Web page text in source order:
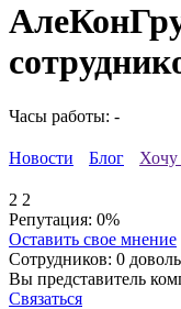
Часы работы: -
Новости Блог Хочу
2 2
Репутация: 0%
Оставить свое мнение
Сотрудников: 0
Вы представитель
Связаться